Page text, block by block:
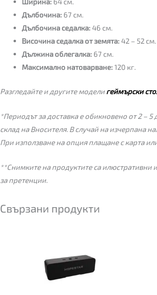
Дълбочина: 67 см.
Дълбочина седалка:46 см.
Височина седалка от земята:42 – 52 см.
Дължина облегалка: 67 см.
Максимално натоварване:120 кг.
Разгледайте и другите моделигеймърски
*Периодът за доставка е обикновено от 2 –
склад на Вносителя. В случай на изчерпана
При използване на опция плащане с карта
**Снимките на продуктите са
за претенции.
Свързани продукти